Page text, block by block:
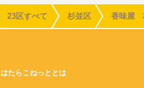
23区すべて 杉並区 香味屋
はたらこねっととは